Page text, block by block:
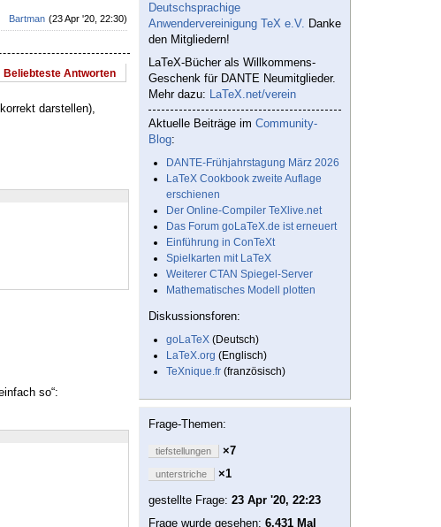
(23 Apr '20, 22:30)
Bartman
Beliebteste Antworten
darstellen),
so“:
Deutschsprachige
Anwendervereinigung TeX e.V. Danke
den Mitgliedern!
LaTeX-Bücher als Willkommens-
Geschenk für DANTE Neumitglieder.
Mehr dazu: LaTeX.net/verein
Aktuelle Beiträge im Community-
Blog:
DANTE-Frühjahrstagung März 2026
LaTeX Cookbook zweite Auflage
erschienen
Der Online-Compiler TeXlive.net
Das Forum goLaTeX.de ist erneuert
Einführung in ConTeXt
Spielkarten mit LaTeX
Weiterer CTAN Spiegel-Server
Mathematisches Modell plotten
Diskussionsforen:
goLaTeX (Deutsch)
LaTeX.org (Englisch)
TeXnique.fr (französisch)
Frage-Themen:
tiefstellungen ×7
unterstriche
×1
gestellte Frage: 23 Apr '20, 22:23
Frage wurde gesehen: 6,431 Mal